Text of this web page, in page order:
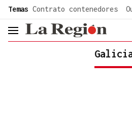
Temas Contrato contenedores
header.menu.open